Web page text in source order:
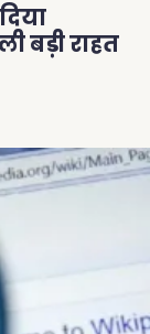
बड़ी राहत